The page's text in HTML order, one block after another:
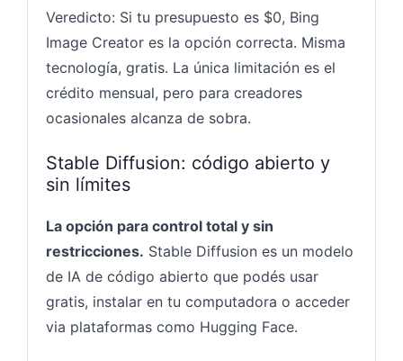
Veredicto: Si tu presupuesto es $0, Bing
Image Creator es la opción correcta. Misma
tecnología, gratis. La única limitación es el
crédito mensual, pero para creadores
ocasionales alcanza de sobra.
Stable Diffusion: código abierto y
sin límites
La opción para control total y sin
restricciones. Stable Diffusion es un modelo
de IA de código abierto que podés usar
gratis, instalar en tu computadora o acceder
via plataformas como Hugging Face.